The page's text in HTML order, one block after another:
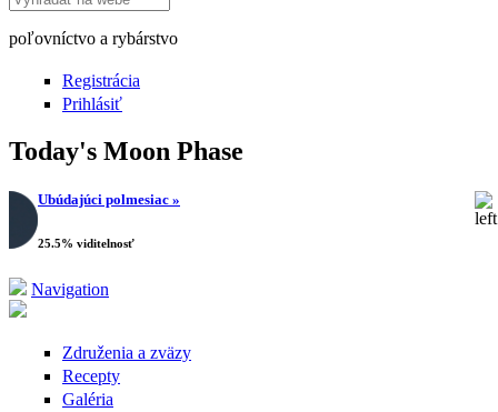
poľovníctvo a rybárstvo
Registrácia
Prihlásiť
Today's Moon Phase
Ubúdajúci polmesiac »
25.5% viditelnosť
Navigation
Združenia a zväzy
Recepty
Galéria